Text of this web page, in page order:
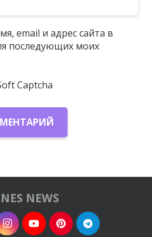
email и адрес сайта в
последующих моих
Captcha
NEWS